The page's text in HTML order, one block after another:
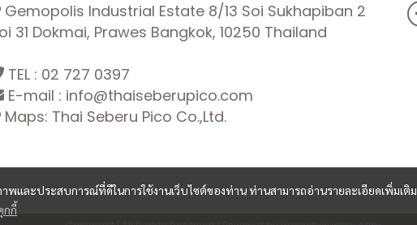
พและประสบการณ์ที่ดีในการใช้งานเว็บไซต์ของท่าน ท่านสามารถอ่านรายละเอียดเพิ่มเติม
กกี้
Gemopolis Industrial Estate 8/13 Soi Sukhapiban 2
31 Dokmai, Prawes Bangkok, 10250 Thailand
TEL : 02 727 0397
E-mail : info@thaiseberupico.com
Maps: Thai Seberu Pico Co.,Ltd.